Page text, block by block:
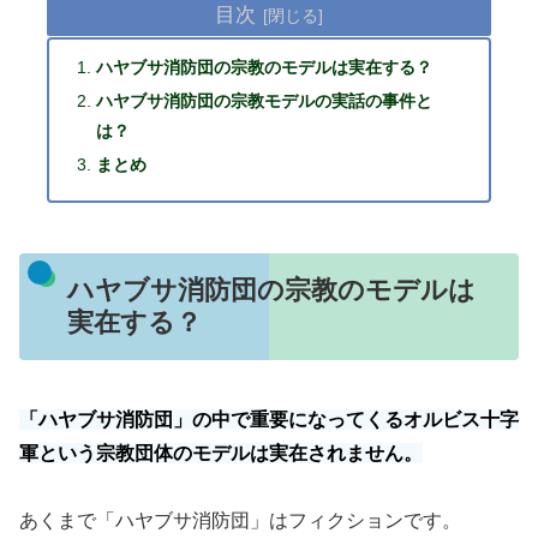
目次
ハヤブサ消防団の宗教のモデルは実在する？
ハヤブサ消防団の宗教モデルの実話の事件と
は？
まとめ
ハヤブサ消防団の宗教のモデルは
実在する？
「ハヤブサ消防団」の中で重要になってくるオルビス十字
軍という宗教団体のモデルは実在されません。
あくまで「ハヤブサ消防団」はフィクションです。